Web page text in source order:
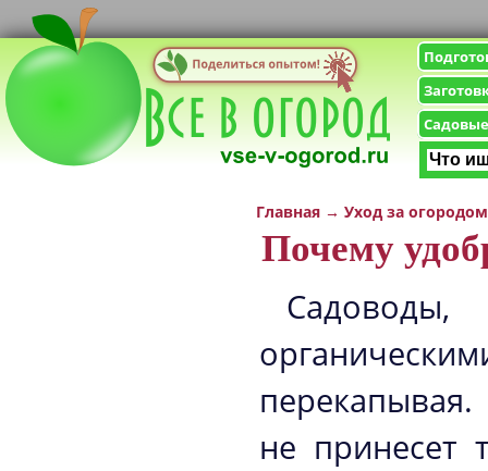
Главная → Уход за огородом
Почему
не принесет